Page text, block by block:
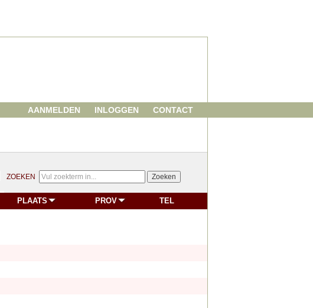
AANMELDEN INLOGGEN CONTACT
ZOEKEN
PLAATS PROV TEL